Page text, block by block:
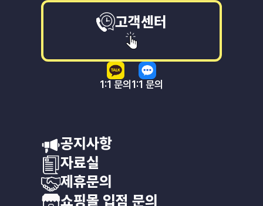
고객센터
1:1 문의 1:1 문의
공지사항
자료실
제휴문의
쇼핑몰 입점 문의